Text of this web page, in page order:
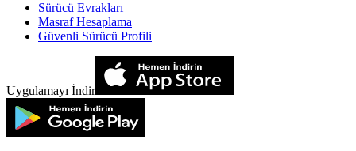
Sürücü Evrakları
Masraf Hesaplama
Güvenli Sürücü Profili
Uygulamayı İndir